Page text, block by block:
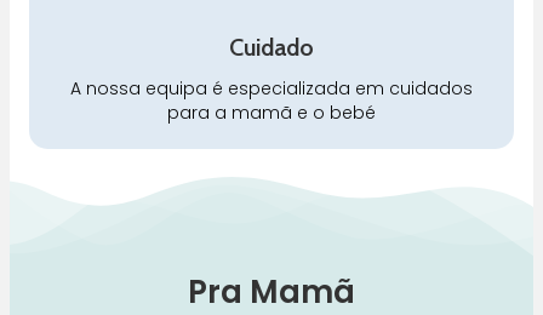
Cuidado
A nossa equipa é especializada em cuidados
para a mamã e o bebé
Pra Mamã